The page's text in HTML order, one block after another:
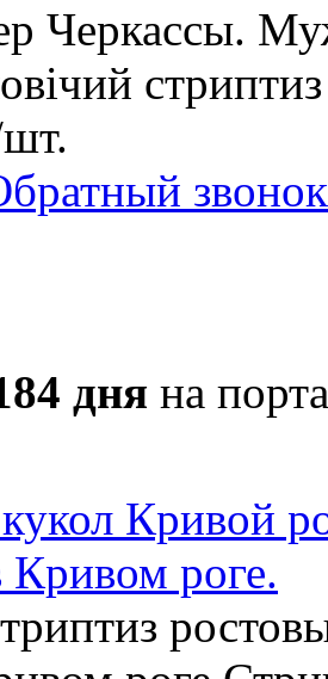
Черкассы.
звонок
дня на
Кривой
Кривом роге.